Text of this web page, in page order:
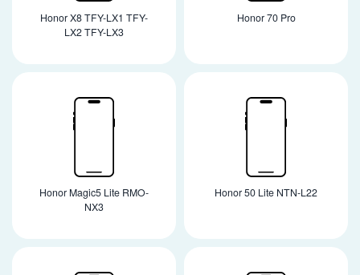
Honor X8 TFY-LX1 TFY-
LX2 TFY-LX3
Honor 70 Pro
Honor Magic5 Lite RMO-
NX3
Honor 50 Lite NTN-L22